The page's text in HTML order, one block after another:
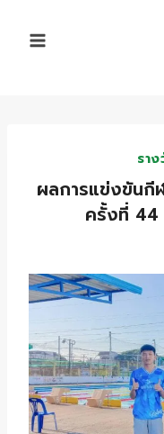
รา
ผลการแข่งขันกี
ครั้งที่ 44